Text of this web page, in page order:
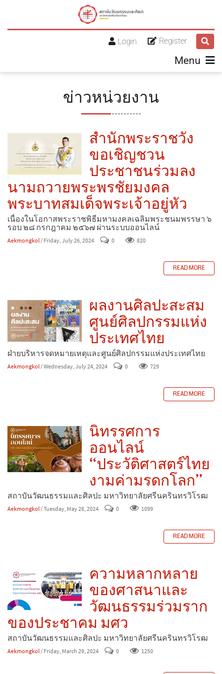
Register
Login
Menu
ข่าวหน่วยงาน
สำนักพระราชวัง
ขอเชิญชวน
ประชาชนร่วมลง
นามถวายพระพรชัยมงคล
พระบาทสมเด็จพระเจ้าอยู่หัว
เนื่องในโอกาสพระราชพิธีมหามงคลเฉลิมพระชนมพรรษา ๖
รอบ ๒๘ กรกฎาคม ๒๕๖๗ ผ่านระบบออนไลน์
Aekmongkol / Friday, July 26, 2024 0 820
READ MORE
ผลงานศิลปะสะสม
ศูนย์ศิลปกรรมแห่ง
ประเทศไทย
ฝ่ายบริหารจดหมายเหตุและศูนย์ศิลปกรรมแห่งประเทศไทย
Aekmongkol/ Wednesday, July 24, 2024 0 729
READ MORE
นิทรรศการ
ออนไลน์
“ประวัติศาสตร์ไทย
งามค่ามรดกโลก”
สถาบันวัฒนธรรมและศิลปะ มหาวิทยาลัยศรีนครินทรวิโรฒ
Aekmongkol/ Tuesday, May 28, 2024 0 1099
READ MORE
ความหลากหลาย
ของศาสนาและ
วัฒนธรรมร่วมราก
ของประชาคม มศว
สถาบันวัฒนธรรมและศิลปะ มหาวิทยาลัยศรีนครินทรวิโรฒ
Aekmongkol/ Friday, March 29, 2024 0 1250